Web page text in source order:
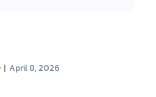
| April 8, 2026